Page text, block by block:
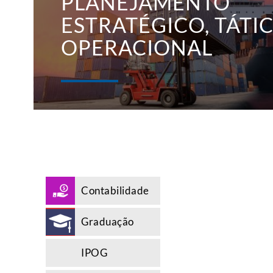
ESTRATÉGICO,
OPERACIONAL
Contabilidade
Graduação
IPOG